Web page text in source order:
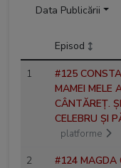
Data Publicării
Episod
1
#125
MAMEI MELE
CÂNTĂREȚ.
CELEBRU ȘI
platforme
2
#124 MAGDA